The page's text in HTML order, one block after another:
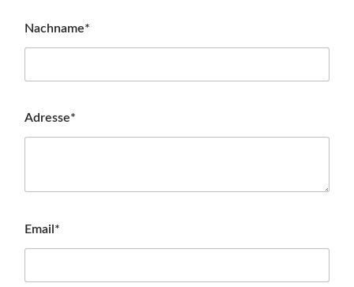
Nachname*
Adresse*
Email*